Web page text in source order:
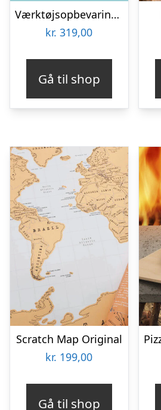
Værktøjsopbevaring til spand
kr. 319,00
Gå til shop
Scratch Map Original
kr. 199,00
Gå til shop